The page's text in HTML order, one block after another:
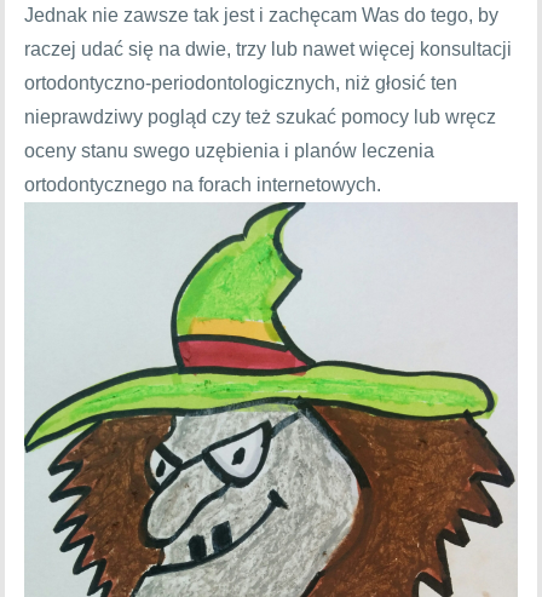
Jednak nie zawsze tak jest i zachęcam Was do tego, by
raczej udać się na dwie, trzy lub nawet więcej konsultacji
ortodontyczno-periodontologicznych, niż głosić ten
nieprawdziwy pogląd czy też szukać pomocy lub wręcz
oceny stanu swego uzębienia i planów leczenia
ortodontycznego na forach internetowych.